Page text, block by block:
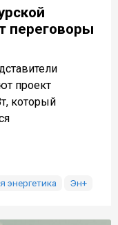
переговоры
проект
который
энергетика Эн+